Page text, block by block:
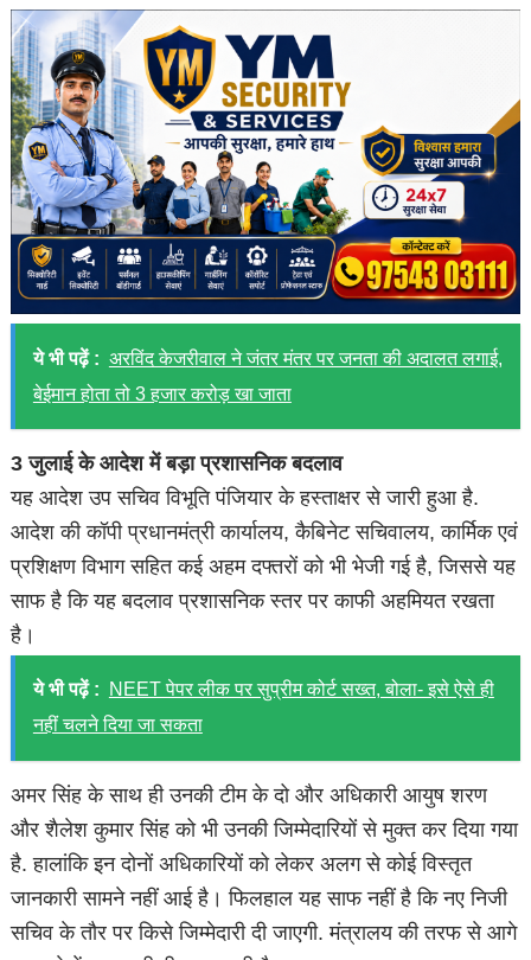
ये भी पढ़ें : अरविंद केजरीवाल ने जंतर मंतर पर जनता की अदालत लगाई,
बेईमान होता तो 3 हजार करोड़ खा जाता
3 जुलाई के आदेश में बड़ा प्रशासनिक बदलाव
यह आदेश उप सचिव विभूति पंजियार के हस्ताक्षर से जारी हुआ है.
आदेश की कॉपी प्रधानमंत्री कार्यालय, कैबिनेट सचिवालय, कार्मिक एवं
प्रशिक्षण विभाग सहित कई अहम दफ्तरों को भी भेजी गई है, जिससे यह
साफ है कि यह बदलाव प्रशासनिक स्तर पर काफी अहमियत रखता
है।
ये भी पढ़ें :
NEET पेपर लीक पर सुप्रीम कोर्ट सख्त, बोला- इसे ऐसे ही
नहीं चलने दिया जा सकता
अमर सिंह के साथ ही उनकी टीम के दो और अधिकारी आयुष शरण
और शैलेश कुमार सिंह को भी उनकी जिम्मेदारियों से मुक्त कर दिया गया
है. हालांकि इन दोनों अधिकारियों को लेकर अलग से कोई विस्तृत
जानकारी सामने नहीं आई है। फिलहाल यह साफ नहीं है कि नए निजी
सचिव के तौर पर किसे जिम्मेदारी दी जाएगी. मंत्रालय की तरफ से आगे